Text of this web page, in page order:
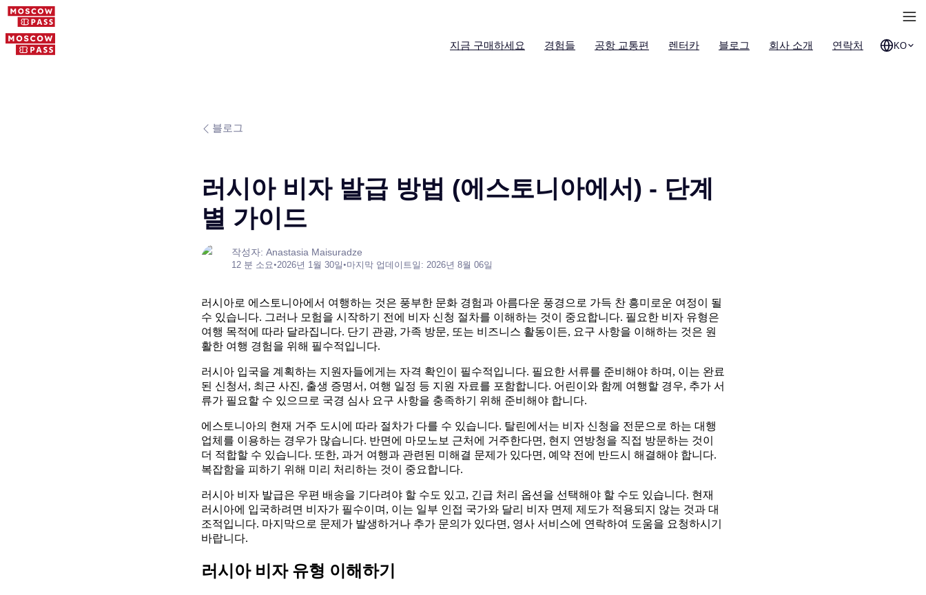
지금 구매하세요 경험들 공항 교통편 렌터카 블로그 회사 소개 연락처 KO
블로그
러시아 비자 발급 방법 (에스토니아에서) - 단계
별 가이드
작성자: Anastasia Maisuradze
12 분 소요•2026년 1월 30일•마지막 업데이트일: 2026년 8월 06일
러시아로 에스토니아에서 여행하는 것은 풍부한 문화 경험과 아름다운 풍경으로 가득 찬 흥미로운 여정이 될
수 있습니다. 그러나 모험을 시작하기 전에 비자 신청 절차를 이해하는 것이 중요합니다. 필요한 비자 유형은
여행 목적에 따라 달라집니다. 단기 관광, 가족 방문, 또는 비즈니스 활동이든, 요구 사항을 이해하는 것은 원
활한 여행 경험을 위해 필수적입니다.
러시아 입국을 계획하는 지원자들에게는 자격 확인이 필수적입니다. 필요한 서류를 준비해야 하며, 이는 완료
된 신청서, 최근 사진, 출생 증명서, 여행 일정 등 지원 자료를 포함합니다. 어린이와 함께 여행할 경우, 추가 서
류가 필요할 수 있으므로 국경 심사 요구 사항을 충족하기 위해 준비해야 합니다.
에스토니아의 현재 거주 도시에 따라 절차가 다를 수 있습니다. 탈린에서는 비자 신청을 전문으로 하는 대행
업체를 이용하는 경우가 많습니다. 반면에 마모노보 근처에 거주한다면, 현지 연방청을 직접 방문하는 것이
더 적합할 수 있습니다. 또한, 과거 여행과 관련된 미해결 문제가 있다면, 예약 전에 반드시 해결해야 합니다.
복잡함을 피하기 위해 미리 처리하는 것이 중요합니다.
러시아 비자 발급은 우편 배송을 기다려야 할 수도 있고, 긴급 처리 옵션을 선택해야 할 수도 있습니다. 현재
러시아에 입국하려면 비자가 필수이며, 이는 일부 인접 국가와 달리 비자 면제 제도가 적용되지 않는 것과 대
조적입니다. 마지막으로 문제가 발생하거나 추가 문의가 있다면, 영사 서비스에 연락하여 도움을 요청하시기
바랍니다.
러시아 비자 유형 이해하기